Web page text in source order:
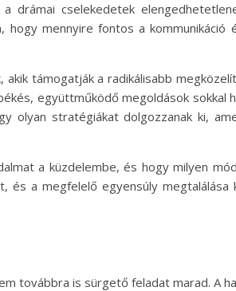
drámai cselekedetek
hogy mennyire fontos a kommunikáció
támogatják a radikálisabb
együttműködő megoldások sokkal
olyan stratégiákat dolgozzanak ki,
a küzdelembe, és hogy milyen
és a megfelelő egyensúly megtalálása
továbbra is sürgető feladat marad. A